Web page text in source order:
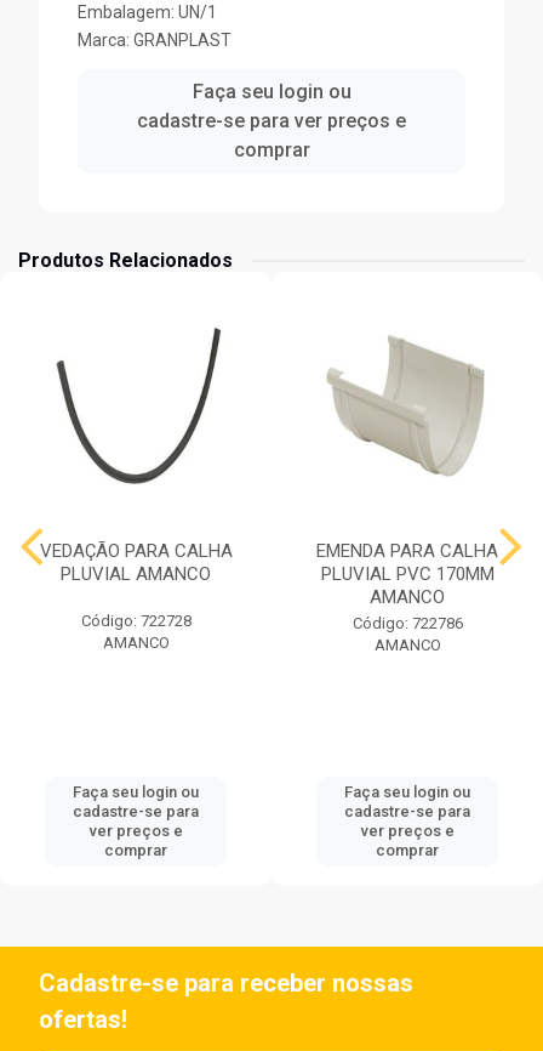
Embalagem: UN/1
Marca: GRANPLAST
Faça seu login ou
cadastre-se para ver preços e
comprar
Produtos Relacionados
VEDAÇÃO PARA CALHA
PLUVIAL AMANCO
Código: 722728
AMANCO
Faça seu login ou
cadastre-se para
ver preços e
comprar
EMENDA PARA CALHA
PLUVIAL PVC 170MM
AMANCO
Código: 722786
AMANCO
Faça seu login ou
cadastre-se para
ver preços e
comprar
Cadastre-se para receber nossas
ofertas!